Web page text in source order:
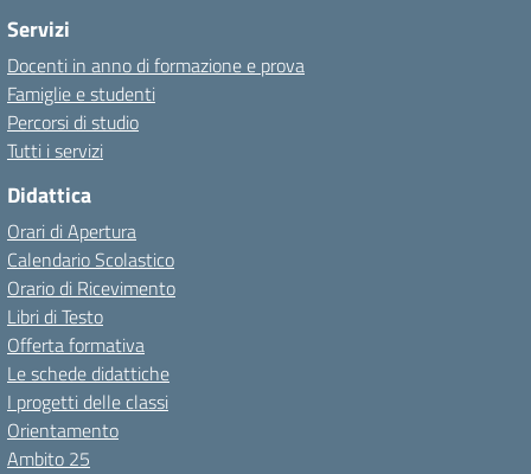
Servizi
Docenti in anno di formazione e prova
Famiglie e studenti
Percorsi di studio
Tutti i servizi
Didattica
Orari di Apertura
Calendario Scolastico
Orario di Ricevimento
Libri di Testo
Offerta formativa
Le schede didattiche
I progetti delle classi
Orientamento
Ambito 25